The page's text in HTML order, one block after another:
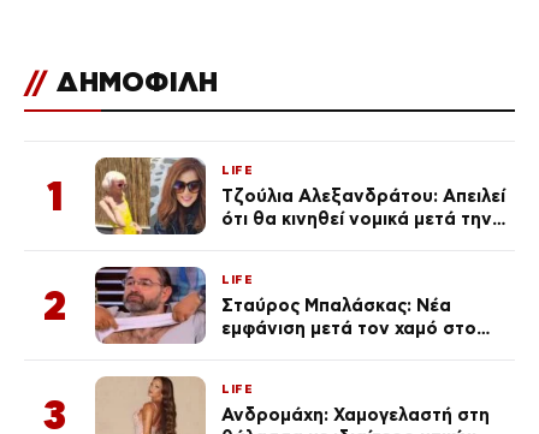
// ΔΗΜΟΦΙΛΗ
1
LIFE
Τζούλια Αλεξανδράτου: Απειλεί
ότι θα κινηθεί νομικά μετά την
2
LIFE
Σταύρος Μπαλάσκας: Νέα
εμφάνιση μετά τον χαμό στο
3
LIFE
Ανδρομάχη: Χαμογελαστή στη